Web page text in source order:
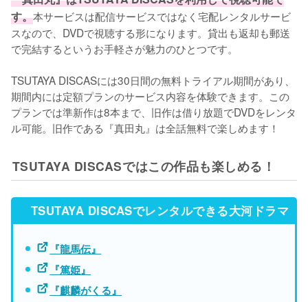
す。本サービスは配信サービスではなく宅配レンタルサービ
スなので、DVDで視聴する形になります。貸出も返却も郵送
で完結するというお手軽さが魅力のひとつです。
TSUTAYA DISCASには30日間の無料トライアル期間があり、
期間内には定額プランのサービス内容を体験できます。この
プランでは準新作は8本まで、旧作は借り放題でDVDをレンタ
ル可能。旧作である『真田丸』は全話無料で楽しめます！
TSUTAYA DISCASではこの作品も楽しめる！
TSUTAYA DISCASでレンタルできる大河ドラマ
『龍馬伝』
『篤姫』
『麒麟がくる』